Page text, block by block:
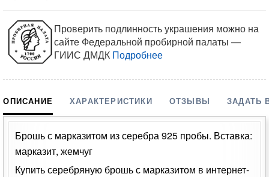
Проверить подлинность украшения можно на
сайте Федеральной пробирной палаты —
ГИИС ДМДК Подробнее
ОПИСАНИЕ ХАРАКТЕРИСТИКИ ОТЗЫВЫ ЗАДАТЬ
Брошь с марказитом из серебра 925 пробы. Вставка:
марказит, жемчуг
Купить серебряную брошь с марказитом в интернет-